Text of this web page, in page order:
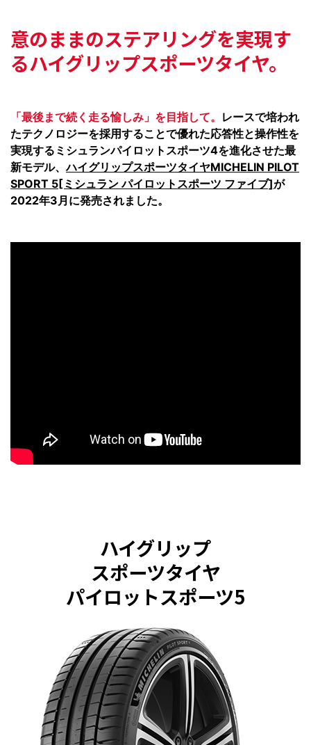
意のままのステアリングを実現す
るハイグリップスポーツタイヤ。
「最後まで続く走る愉しみ」を目指して。 レースで培われ
たテクノロジーを採用することで優れた応答性と操作性を
実現するミシュランパイロットスポーツ4を進化させた最
新モデル、ハイグリップスポーツタイヤMICHELIN PILOT
SPORT 5[ミシュラン パイロットスポーツ ファイブ]が
2022年3月に発売されました。
ハイグリップ
スポーツタイヤ
パイロットスポーツ5